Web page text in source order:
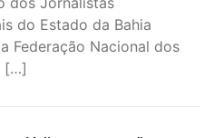
do Estado da Bahia
Federação Nacional dos
[…]